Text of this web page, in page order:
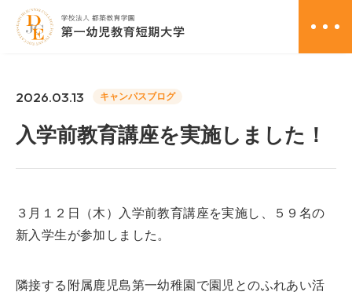
オープンキャンパス
2026.03.13 キャンパスブログ
入学前教育講座を実施しました！
３月１２日（木）入学前教育講座を実施し、５９名の
新入学生が参加しました。
隣接する附属鹿児島第一幼稚園で園児とのふれあい活